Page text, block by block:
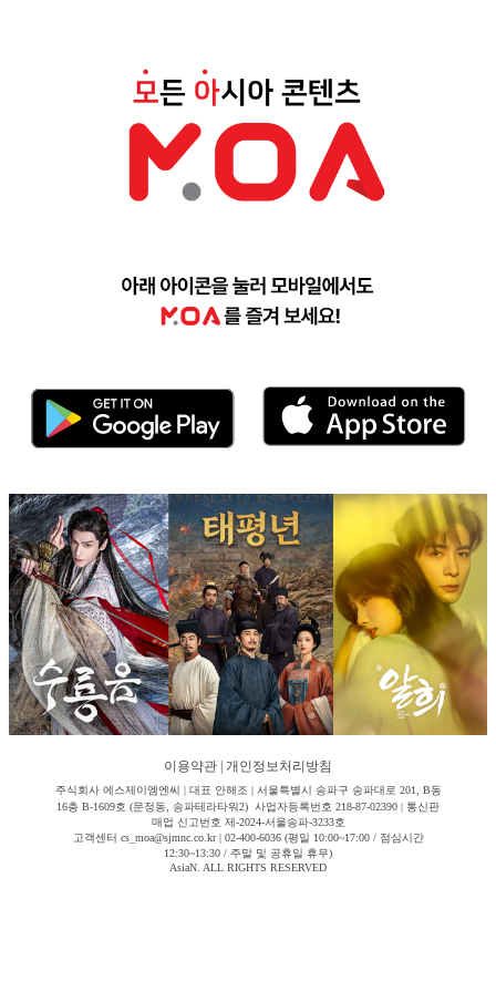
이용약관 개인정보처리방침
주식회사 에스제이엠엔씨 | 대표 안해조 | 서울특별시 송파구 송파대로 201, B동
16층 B-1609호 (문정동, 송파테라타워2) 사업자등록번호 218-87-02390 | 통신판
매업 신고번호 제-2024-서울송파-3233호
고객센터 cs_moa@sjmnc.co.kr | 02-400-6036 (평일 10:00~17:00 / 점심시간
12:30~13:30 / 주말 및 공휴일 휴무)
AsiaN. ALL RIGHTS RESERVED